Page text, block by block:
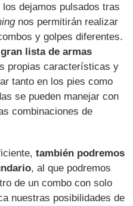
dejamos pulsados tras
nos permitirán realizar
y golpes diferentes.
lista de armas
propias características y
tanto en los pies como
se pueden manejar con
combinaciones de
también podremos
, al que podremos
de un combo con solo
nuestras posibilidades de